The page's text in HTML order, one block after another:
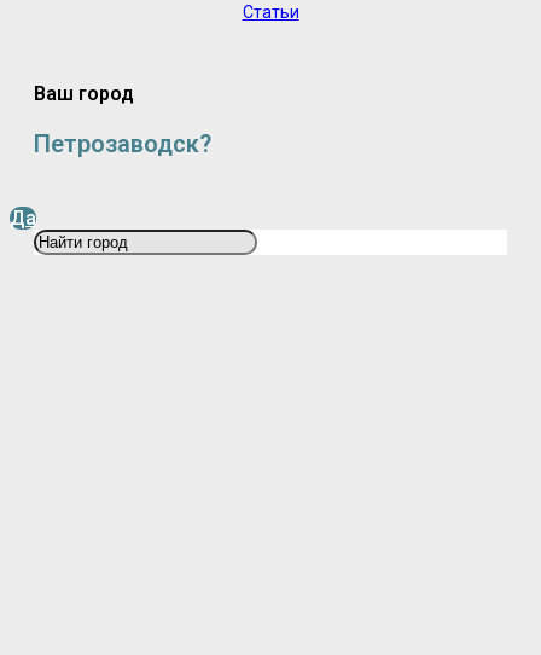
Статьи
Ваш город
Петрозаводск?
Да